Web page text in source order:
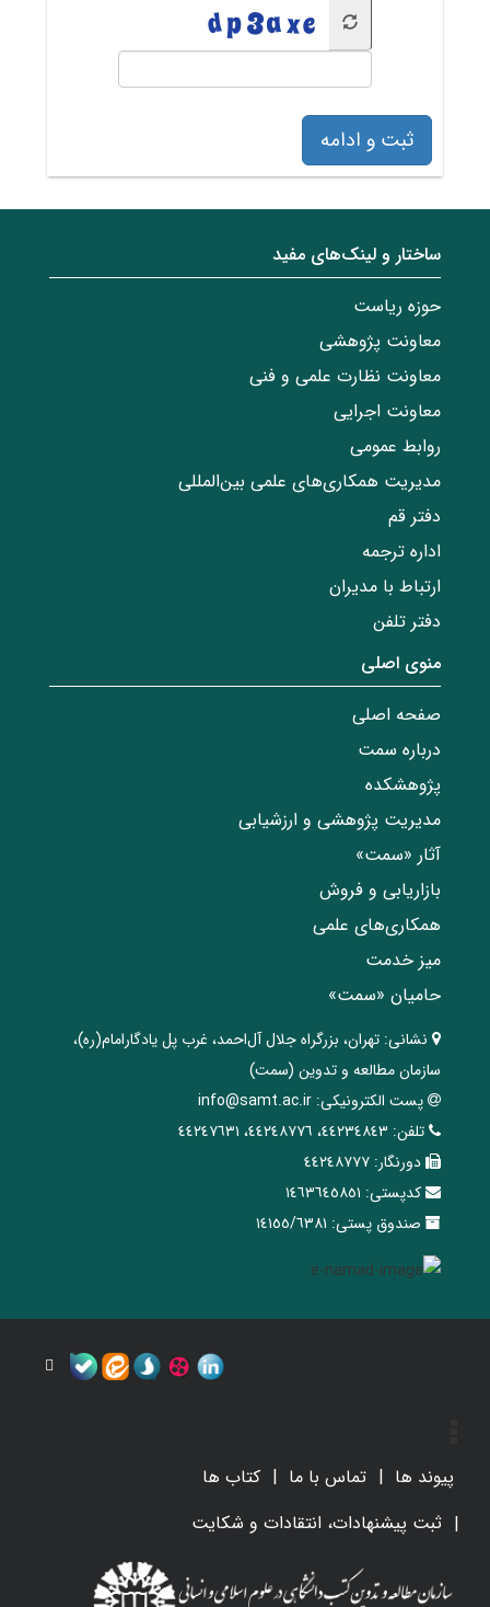
ثبت و ادامه
ساختار‌‌ و‌‌ لینک‌های مفید
حوزه ریاست
معاونت پژوهشی
معاونت نظارت علمی و فنی
معاونت اجرایی
روابط عمومی
مدیریت همکاری‌های علمی بین‌المللی
دفتر قم
اداره ترجمه
ارتباط با مدیران
دفتر تلفن
منوی اصلی
صفحه اصلی
درباره سمت
پژوهشکده
مدیریت پژوهشی و ارزشیابی
آثار «سمت»
بازاریابی و فروش
همکاری‌های علمی
میز خدمت
حامیان «سمت»
نشانی: تهران، ‌بزرگراه ‌جلال آل‌احمد، غرب پل يادگار‌امام(ره)‌،
سازمان مطالعه و تدوین‌ (سمت)
پست الکترونیکی: info@samt.ac.ir
تلفن: ٤٤٢٣٤٨٤٣، ٤٤٢٤٨٧٧٦، ٤٤٢٤٧٦٣١
دورنگار: ٤٤٢٤٨٧٧٧
کدپستی: ١٤٦٣٦٤٥٨٥١
صندوق پستی: ١٤١٥٥/٦٣٨١
پیوند ها تماس با ما
کتاب ها
ثبت پیشنهادات، انتقادات و شکایت